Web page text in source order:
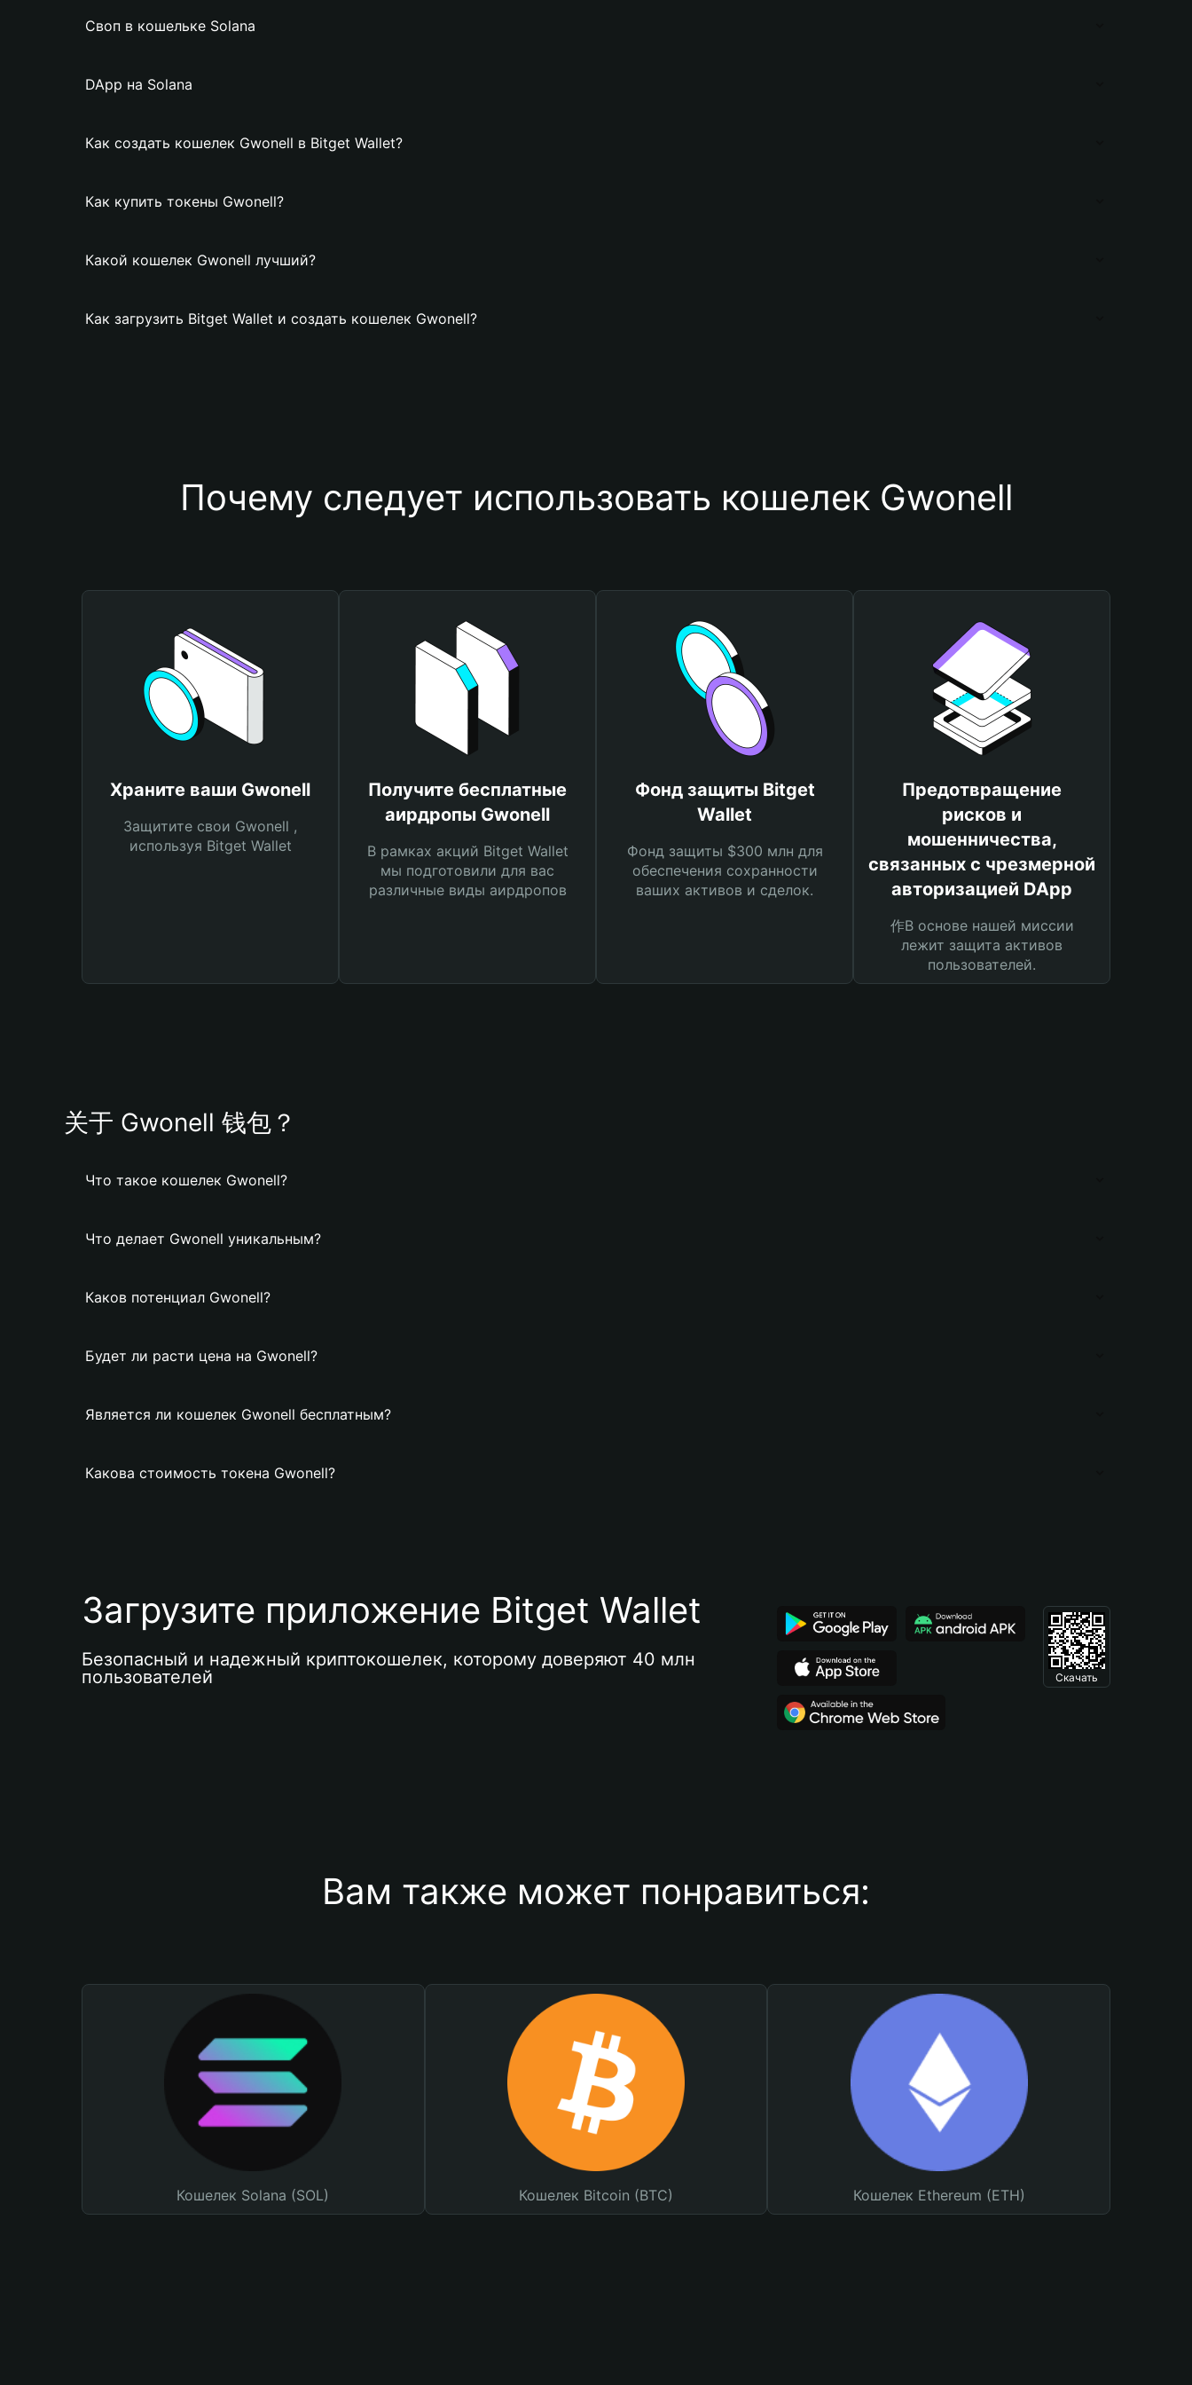
Своп в кошельке Solana
DApp на Solana
Как создать кошелек Gwonell в Bitget Wallet?
Как купить токены Gwonell?
Какой кошелек Gwonell лучший?
Как загрузить Bitget Wallet и создать кошелек Gwonell?
Почему следует использовать кошелек Gwonell
Храните ваши Gwonell
Защитите свои Gwonell ,
используя Bitget Wallet
Получите бесплатные
аирдропы Gwonell
В рамках акций Bitget Wallet
мы подготовили для вас
различные виды аирдропов
Фонд защиты Bitget
Wallet
Фонд защиты $300 млн для
обеспечения сохранности
ваших активов и сделок.
Предотвращение
рисков и
мошенничества,
связанных с чрезмерной
авторизацией DApp
作В основе нашей миссии
лежит защита активов
пользователей.
关于 Gwonell 钱包？
Что такое кошелек Gwonell?
Что делает Gwonell уникальным?
Каков потенциал Gwonell?
Будет ли расти цена на Gwonell?
Является ли кошелек Gwonell бесплатным?
Какова стоимость токена Gwonell?
Загрузите приложение Bitget Wallet
Безопасный и надежный криптокошелек, которому доверяют 40 млн
пользователей
Скачать
Вам также может понравиться:
Кошелек Solana (SOL) Кошелек Bitcoin (BTC) Кошелек Ethereum (ETH)